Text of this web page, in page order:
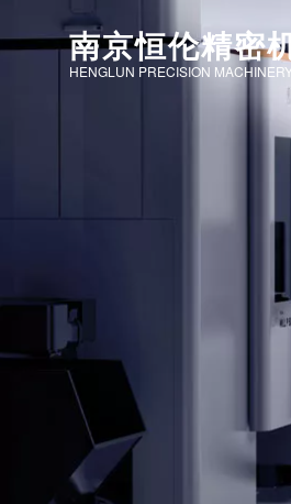
南京恒伦精密
HENGLUN PRECISION